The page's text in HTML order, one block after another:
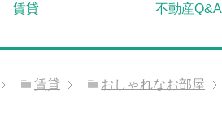
賃貸 不動産Q&A
賃貸
おしゃれなお部屋